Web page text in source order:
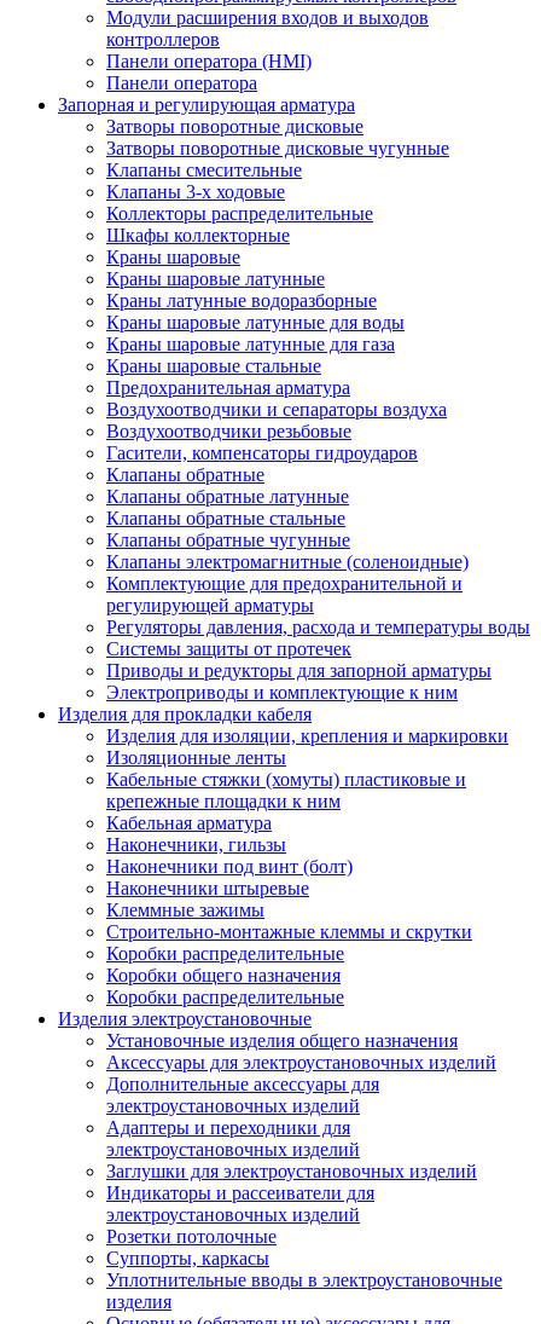
Модули расширения входов и выходов
контроллеров
Панели оператора (HMI)
Панели оператора
Запорная и регулирующая арматура
Затворы поворотные дисковые
Затворы поворотные дисковые чугунные
Клапаны смесительные
Клапаны 3-х ходовые
Коллекторы распределительные
Шкафы коллекторные
Краны шаровые
Краны шаровые латунные
Краны латунные водоразборные
Краны шаровые латунные для воды
Краны шаровые латунные для газа
Краны шаровые стальные
Предохранительная арматура
Воздухоотводчики и сепараторы воздуха
Воздухоотводчики резьбовые
Гасители, компенсаторы гидроударов
Клапаны обратные
Клапаны обратные латунные
Клапаны обратные стальные
Клапаны обратные чугунные
Клапаны электромагнитные (соленоидные)
Комплектующие для предохранительной и
регулирующей арматуры
Регуляторы давления, расхода и температуры воды
Системы защиты от протечек
Приводы и редукторы для запорной арматуры
Электроприводы и комплектующие к ним
Изделия для прокладки кабеля
Изделия для изоляции, крепления и маркировки
Изоляционные ленты
Кабельные стяжки (хомуты) пластиковые и
крепежные площадки к ним
Кабельная арматура
Наконечники, гильзы
Наконечники под винт (болт)
Наконечники штыревые
Клеммные зажимы
Строительно-монтажные клеммы и скрутки
Коробки распределительные
Коробки общего назначения
Коробки распределительные
Изделия электроустановочные
Установочные изделия общего назначения
Аксессуары для электроустановочных изделий
Дополнительные аксессуары для
электроустановочных изделий
Адаптеры и переходники для
электроустановочных изделий
Заглушки для электроустановочных изделий
Индикаторы и рассеиватели для
электроустановочных изделий
Розетки потолочные
Суппорты, каркасы
Уплотнительные вводы в электроустановочные
изделия